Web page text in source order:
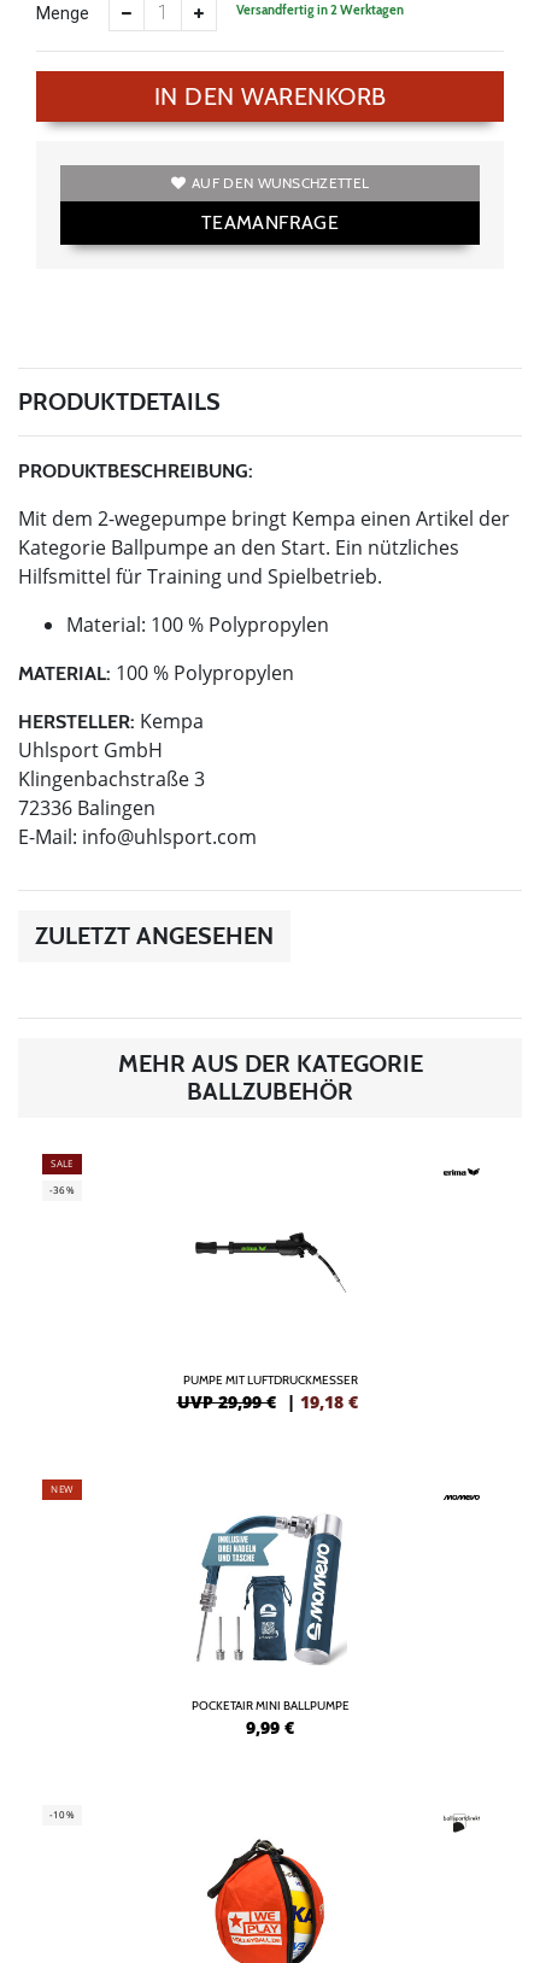
Menge Versandfertig in 2 Werktagen
IN DEN WARENKORB
AUF DEN WUNSCHZETTEL
TEAMANFRAGE
PRODUKTDETAILS
PRODUKTBESCHREIBUNG:
Mit dem 2-wegepumpe bringt Kempa einen Artikel der
Kategorie Ballpumpe an den Start. Ein nützliches
Hilfsmittel für Training und Spielbetrieb.
Material: 100 % Polypropylen
MATERIAL: 100 % Polypropylen
HERSTELLER: Kempa
Uhlsport GmbH
Klingenbachstraße 3
72336 Balingen
E-Mail: info@uhlsport.com
ZULETZT ANGESEHEN
MEHR AUS DER KATEGORIE
BALLZUBEHÖR
SALE
-36%
PUMPE MIT LUFTDRUCKMESSER
UVP 29,99 € | 19,18 €
NEW
POCKETAIR MINI BALLPUMPE
9,99 €
-10%